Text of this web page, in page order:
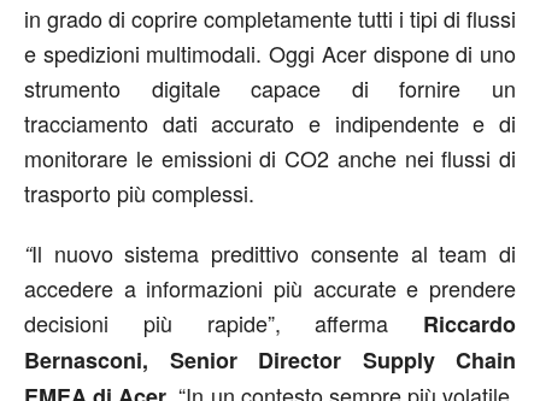
in grado di coprire completamente tutti i tipi di flussi
e spedizioni multimodali. Oggi Acer dispone di uno
strumento digitale capace di fornire un
tracciamento dati accurato e indipendente e di
monitorare le emissioni di CO2 anche nei flussi di
trasporto più complessi.
“Il nuovo sistema predittivo consente al team di
accedere a informazioni più accurate e prendere
decisioni più rapide”, afferma Riccardo
Bernasconi, Senior Director Supply Chain